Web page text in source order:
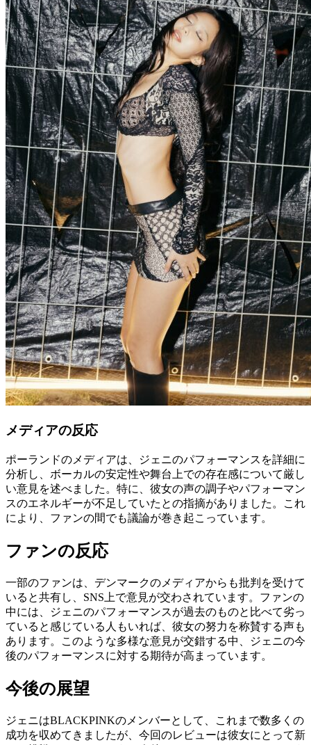
メディアの反応
ポーランドのメディアは、ジェニのパフォーマンスを詳細に
分析し、ボーカルの安定性や舞台上での存在感について厳し
い意見を述べました。特に、彼女の声の調子やパフォーマン
スのエネルギーが不足していたとの指摘がありました。これ
により、ファンの間でも議論が巻き起こっています。
ファンの反応
一部のファンは、デンマークのメディアからも批判を受けて
いると共有し、SNS上で意見が交わされています。ファンの
中には、ジェニのパフォーマンスが過去のものと比べて劣っ
ていると感じている人もいれば、彼女の努力を称賛する声も
あります。このような多様な意見が交錯する中、ジェニの今
後のパフォーマンスに対する期待が高まっています。
今後の展望
ジェニはBLACKPINKのメンバーとして、これまで数多くの
成功を収めてきましたが、今回のレビューは彼女にとって新